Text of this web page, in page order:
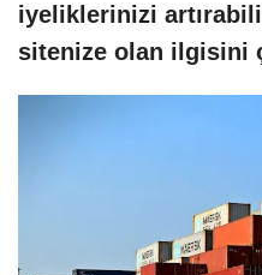
iyeliklerinizi
sitenize olan ilgisini